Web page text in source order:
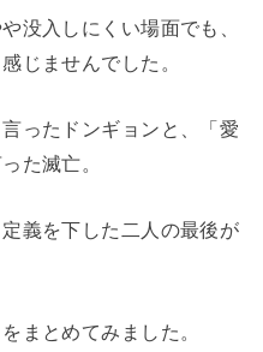
没入しにくい場面でも、
じませんでした。
ったドンギョンと、「愛
た滅亡。
義を下した二人の最後が
まとめてみました。